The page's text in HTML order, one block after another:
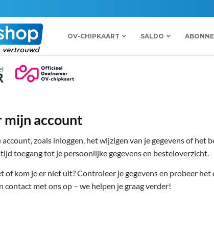
OV-CHIPKAART SALDO
mijn account
account, zoals inloggen, het wijzigen van je gegevens of het
toegang tot je persoonlijke gegevens en besteloverzicht.
of kom je er niet uit? Controleer je gegevens en probeer
contact met ons op – we helpen je graag verder!